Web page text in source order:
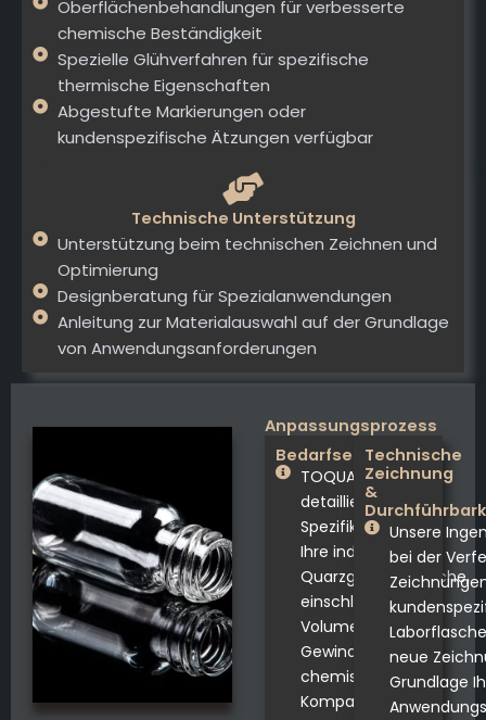
Oberflächenbehandlungen für verbesserte
chemische Beständigkeit
Spezielle Glühverfahren für spezifische
thermische Eigenschaften
Abgestufte Markierungen oder
kundenspezifische Ätzungen verfügbar
Technische Unterstützung
Unterstützung beim technischen Zeichnen und
Optimierung
Designberatung für Spezialanwendungen
Anleitung zur Materialauswahl auf der Grundlage
von Anwendungsanforderungen
Anpassungsprozess
Bedarfsermittlung
TOQUARTZ erfasst
detaillierte
Spezifikationen für
Ihre individuelle
Quarzgewindeflasche,
einschließlich
Volumen, GL-
Gewindetyp und
chemischer
Kompatibilität.
Technische
Zeichnung
&
Unsere
bei der
neue
Grundlage